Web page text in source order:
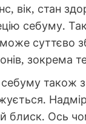
вік, стан
себуму.
суттєво
зокрема
також
блиск. Ось